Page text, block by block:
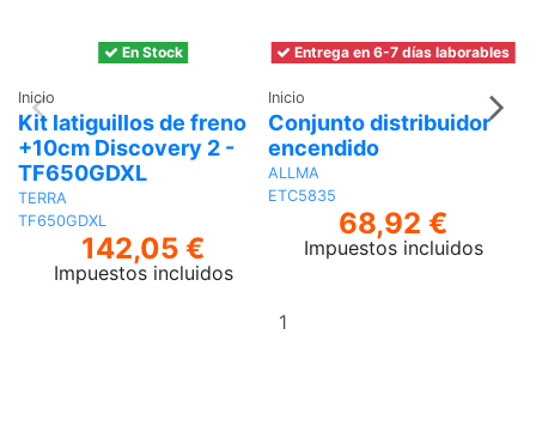
En Stock
Inicio
Kit latiguillos de freno
+10cm Discovery 2 -
TF650GDXL
TERRA
TF650GDXL
142,05 €
Impuestos incluidos
Entrega en 6-7 días laborables
Inicio
Conjunto distribuidor
encendido
ALLMA
ETC5835
68,92 €
Impuestos incluidos